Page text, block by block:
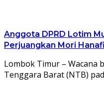
Anggota DPRD Lotim
Perjuangkan Mori
Lombok Timur – Wacana
Tenggara Barat (NTB)